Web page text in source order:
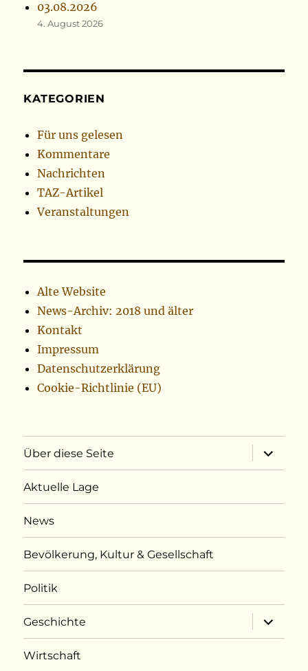
03.08.2026
4. August 2026
KATEGORIEN
Für uns gelesen
Kommentare
Nachrichten
TAZ-Artikel
Veranstaltungen
Alte Website
News-Archiv: 2018 und älter
Kontakt
Impressum
Datenschutzerklärung
Cookie-Richtlinie (EU)
Über diese Seite
öffnen
Aktuelle Lage
News
Bevölkerung, Kultur & Gesellschaft
Politik
Geschichte
öffnen
Wirtschaft